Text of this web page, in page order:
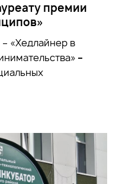
премии
«Хедлайнер в
–